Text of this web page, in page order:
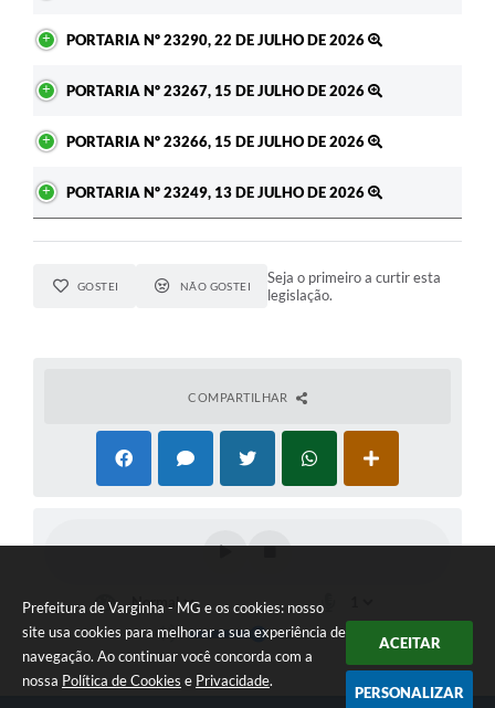
Prefeitura de Varginha - MG e os cookies: nosso
site usa cookies para melhorar a sua experiência de
navegação. Ao continuar você concorda com a
nossa Política de Cookies e Privacidade.
ACEITAR
PERSONALIZAR
PORTARIA Nº 23290, 22 DE JULHO DE 2026
PORTARIA Nº 23267, 15 DE JULHO DE 2026
PORTARIA Nº 23266, 15 DE JULHO DE 2026
PORTARIA Nº 23249, 13 DE JULHO DE 2026
GOSTEI NÃO GOSTEI
Seja o primeiro a curtir esta
legislação.
COMPARTILHAR